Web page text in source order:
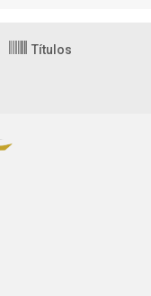
Títulos